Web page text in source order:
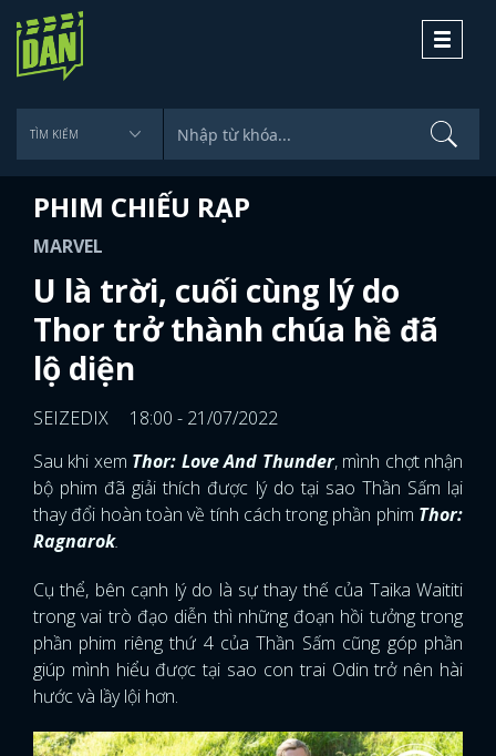
Toggle
PHIM CHIẾU RẠP
MARVEL
U là trời, cuối cùng lý do
Thor trở thành chúa hề đã
lộ diện
SEIZEDIX
18:00 - 21/07/2022
Sau khi xem Thor: Love And Thunder, mình chợt nhận
bộ phim đã giải thích được lý do tại sao Thần Sấm lại
thay đổi hoàn toàn về tính cách trong phần phim Thor:
Ragnarok.
Cụ thể, bên cạnh lý do là sự thay thế của Taika Waititi
trong vai trò đạo diễn thì những đoạn hồi tưởng trong
phần phim riêng thứ 4 của Thần Sấm cũng góp phần
giúp mình hiểu được tại sao con trai Odin trở nên hài
hước và lầy lội hơn.